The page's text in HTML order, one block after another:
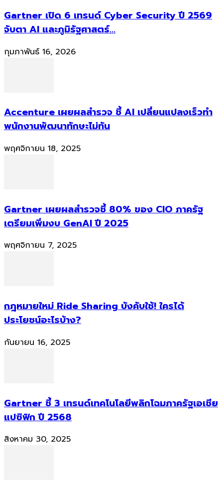
Gartner เปิด 6 เทรนด์ Cyber Security ปี 2569
จับตา AI และภูมิรัฐศาสตร์...
กุมภาพันธ์ 16, 2026
Accenture เผยผลสำรวจ ชี้ AI เปลี่ยนแปลงเร็วทำ
พนักงานพัฒนาทักษะไม่ทัน
พฤศจิกายน 18, 2025
Gartner เผยผลสำรวจชี้ 80% ของ CIO ภาครัฐ
เตรียมเพิ่มงบ GenAI ปี 2025
พฤศจิกายน 7, 2025
กฎหมายใหม่ Ride Sharing บังคับใช้! ใครได้
ประโยชน์อะไรบ้าง?
กันยายน 16, 2025
Gartner ชี้ 3 เทรนด์เทคโนโลยีพลิกโฉมภาครัฐเอเชีย
แปซิฟิก ปี 2568
สิงหาคม 30, 2025